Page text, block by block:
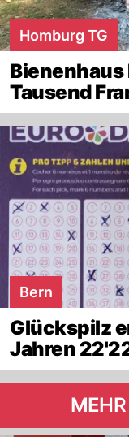
Homburg TG
Bienenhaus
Tausend
Bern
Glückspilz
Jahren